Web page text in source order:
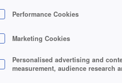
Performance Cookies
Marketing Cookies
Personalised advertising and
measurement, audience research